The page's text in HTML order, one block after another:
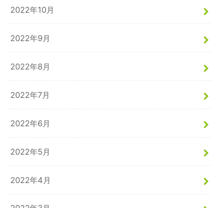
2022年10月
2022年9月
2022年8月
2022年7月
2022年6月
2022年5月
2022年4月